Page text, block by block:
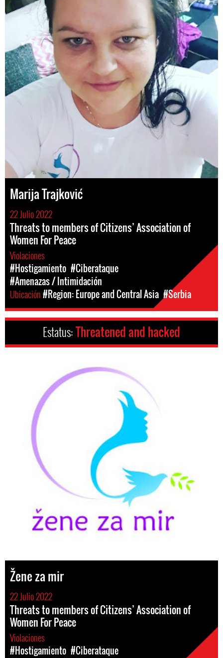
Marija Trajković
22 Julio 2022
Threats to members of Citizens’ Association of
Women For Peace
Violaciones
#Hostigamiento #Ciberataque
#Amenazas / Intimidación
Ubicación#Region: Europe and Central Asia #Serbia
Estatus:Threatened and hacked
Žene za mir
22 Julio 2022
Threats to members of Citizens’ Association of
Women For Peace
Violaciones
#Hostigamiento #Ciberataque